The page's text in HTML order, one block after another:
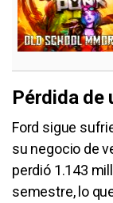
Pérdida de
Ford sigue
su negocio de
perdió 1.143
semestre, lo